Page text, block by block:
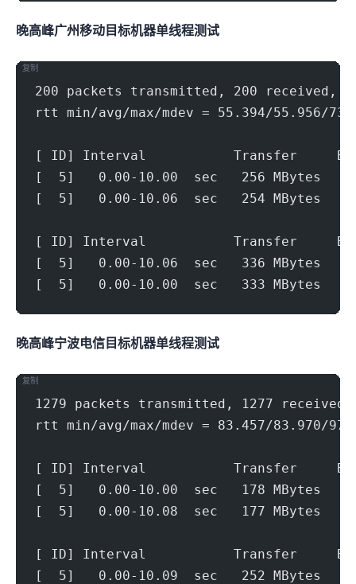
晚高峰广州移动(500Mbps)目标机器 IPERF3单线程测试
200 packets transmitted, 200 received,
rtt min/avg/max/mdev = 55.394/55.956/
[ ID] Interval           Transfer
[  5]   0.00-10.00  sec   256 MBytes
[  5]   0.00-10.06  sec   254 MBytes
[ ID] Interval           Transfer
[  5]   0.00-10.06  sec   336 MBytes
[  5]   0.00-10.00  sec   333 MBytes
复制
晚高峰宁波电信(500Mbps)目标机器 IPERF3单线程测试
1279 packets transmitted, 1277 received,
rtt min/avg/max/mdev = 83.457/83.970/
[ ID] Interval           Transfer
[  5]   0.00-10.00  sec   178 MBytes
[  5]   0.00-10.08  sec   177 MBytes
[ ID] Interval           Transfer
[  5]   0.00-10.09  sec   252 MBytes
复制